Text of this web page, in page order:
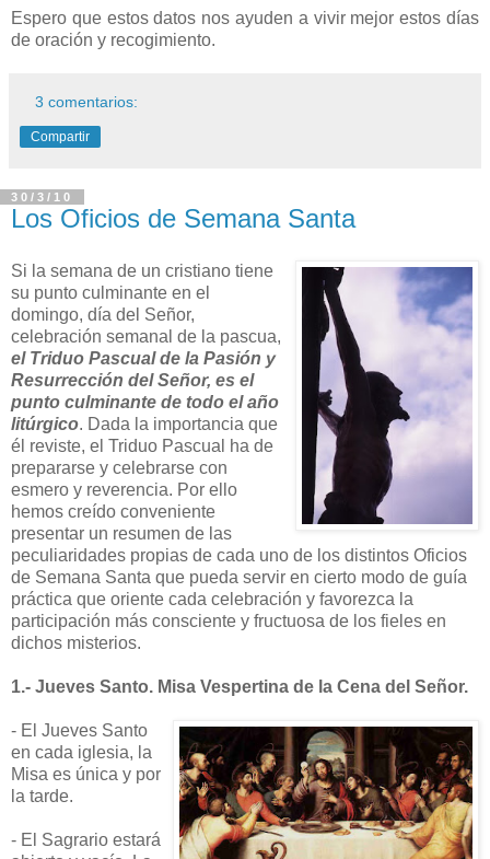
Espero que estos datos nos ayuden a vivir mejor estos días
de oración y recogimiento.
3 comentarios:
Compartir
30/3/10
Los Oficios de Semana Santa
Si la semana de un cristiano tiene
su punto culminante en el
domingo, día del Señor,
celebración semanal de la pascua,
el Triduo Pascual de la Pasión y
Resurrección del Señor, es el
punto culminante de todo el año
litúrgico. Dada la importancia que
él reviste, el Triduo Pascual ha de
prepararse y celebrarse con
esmero y reverencia. Por ello
hemos creído conveniente
presentar un resumen de las
peculiaridades propias de cada uno de los distintos Oficios
de Semana Santa que pueda servir en cierto modo de guía
práctica que oriente cada celebración y favorezca la
participación más consciente y fructuosa de los fieles en
dichos misterios.
1.- Jueves Santo. Misa Vespertina de la Cena del Señor.
- El Jueves Santo
en cada iglesia, la
Misa es única y por
la tarde.
- El Sagrario estará